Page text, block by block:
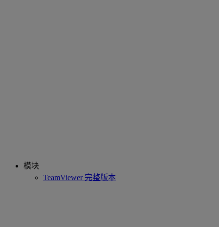
模块
TeamViewer 完整版本